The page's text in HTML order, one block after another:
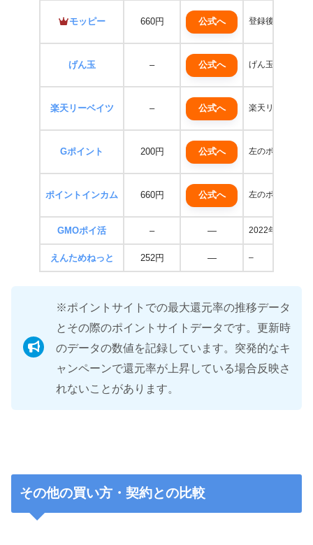
モッピー 660円 公式へ 登録後、入会の
げん玉 – 公式へ げん玉に会員登
楽天リーベイツ – 公式へ 楽天リーベイツ
Gポイント 200円 公式へ 左のボタン（専
ポイントインカム 660円 公式へ 左のボタンから
GMOポイ活 – ― 2022年12月31
えんためねっと 252円 ― –
※ポイントサイトでの最大還元率の推移データ
とその際のポイントサイトデータです。更新時
のデータの数値を記録しています。突発的なキ
ャンペーンで還元率が上昇している場合反映さ
れないことがあります。
その他の買い方・契約との比較